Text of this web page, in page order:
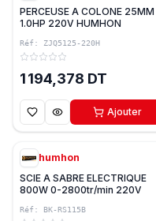
PERCEUSE A COLONE 25MM
1.0HP 220V HUMHON
Réf: ZJQ5125-220H
1 194,378 DT
Ajouter
humhon
SCIE A SABRE ELECTRIQUE
800W 0-2800tr/min 220V
Réf: BK-RS115B